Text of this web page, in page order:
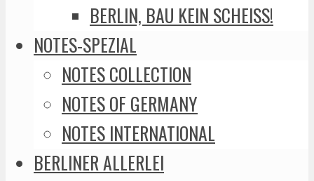
BERLIN, BAU KEIN SCHEISS!
NOTES-SPEZIAL
NOTES COLLECTION
NOTES OF GERMANY
NOTES INTERNATIONAL
BERLINER ALLERLEI